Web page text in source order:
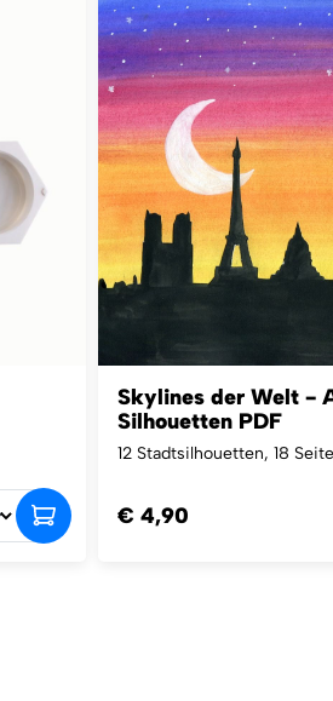
Skylines der Welt -
Silhouetten PDF
12 Stadtsilhouetten, 18
€ 4,90